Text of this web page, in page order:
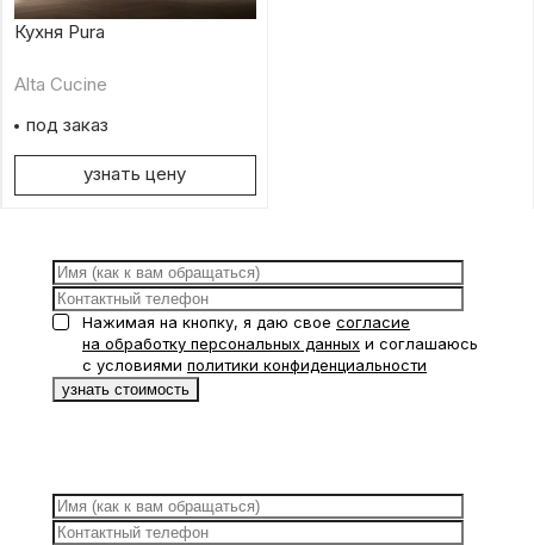
Кухня Pura
Alta Cucine
под заказ
узнать цену
Нажимая на кнопку, я даю свое согласие
на обработку персональных данных и соглашаюсь
с условиями политики конфиденциальности